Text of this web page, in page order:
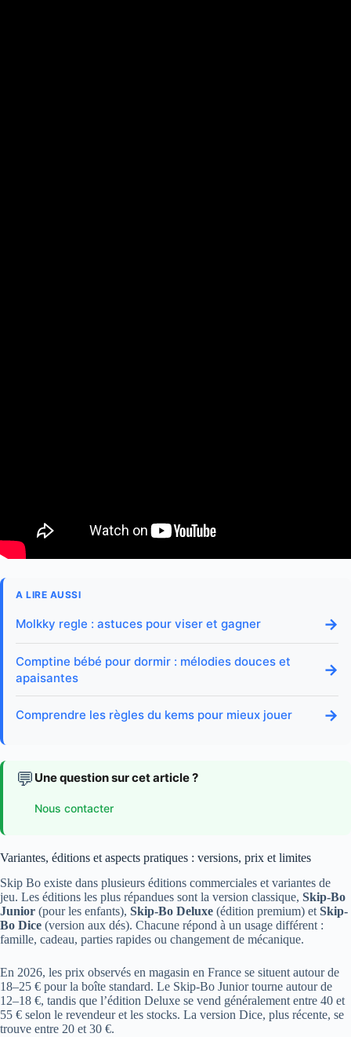
A LIRE AUSSI
Molkky regle : astuces pour viser et gagner →
Comptine bébé pour dormir : mélodies douces et
apaisantes
→
Comprendre les règles du kems pour mieux jouer →
💬 Une question sur cet article ?
Nous contacter
Variantes, éditions et aspects pratiques : versions, prix et limites
Skip Bo existe dans plusieurs éditions commerciales et variantes de
jeu. Les éditions les plus répandues sont la version classique, Skip-Bo
Junior (pour les enfants), Skip-Bo Deluxe (édition premium) et Skip-
Bo Dice (version aux dés). Chacune répond à un usage différent :
famille, cadeau, parties rapides ou changement de mécanique.
En 2026, les prix observés en magasin en France se situent autour de
18–25 € pour la boîte standard. Le Skip-Bo Junior tourne autour de
12–18 €, tandis que l’édition Deluxe se vend généralement entre 40 et
55 € selon le revendeur et les stocks. La version Dice, plus récente, se
trouve entre 20 et 30 €.